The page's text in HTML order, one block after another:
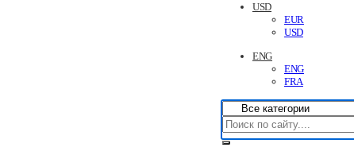
USD
EUR
USD
ENG
ENG
FRA